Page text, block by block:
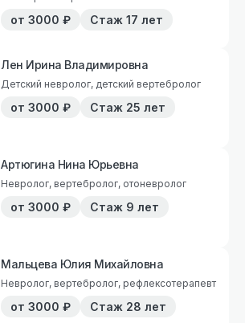
от 3000 ₽ Стаж 17 лет
Лен Ирина Владимировна
Детский невролог, детский вертебролог
от 3000 ₽ Стаж 25 лет
Артюгина Нина Юрьевна
Невролог, вертебролог, отоневролог
от 3000 ₽ Стаж 9 лет
Мальцева Юлия Михайловна
Невролог, вертебролог, рефлексотерапевт
от 3000 ₽ Стаж 28 лет